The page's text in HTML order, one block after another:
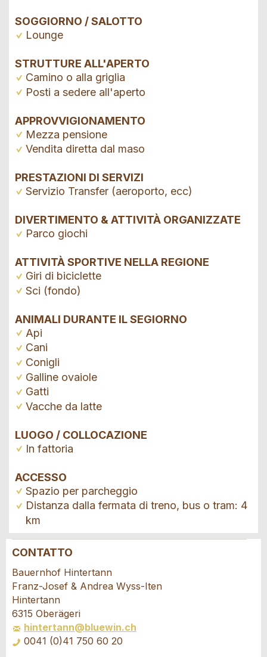
SOGGIORNO / SALOTTO
Lounge
STRUTTURE ALL'APERTO
Camino o alla griglia
Posti a sedere all'aperto
APPROVVIGIONAMENTO
Mezza pensione
Vendita diretta dal maso
PRESTAZIONI DI SERVIZI
Servizio Transfer (aeroporto, ecc)
DIVERTIMENTO & ATTIVITÀ ORGANIZZATE
Parco giochi
ATTIVITÀ SPORTIVE NELLA REGIONE
Giri di biciclette
Sci (fondo)
ANIMALI DURANTE IL SEGIORNO
Api
Cani
Conigli
Galline ovaiole
Gatti
Vacche da latte
LUOGO / COLLOCAZIONE
In fattoria
ACCESSO
Spazio per parcheggio
Distanza dalla fermata di treno, bus o tram: 4
km
Contestare l'annuncio
Il tuo feedback è molto apprezzato!
Feedback generale
Questo annuncio non è più valido
Consigliamo l'annuncio
Raccomando questo annuncio agli amici.
CONTATTO
Bauernhof Hintertann
Franz-Josef & Andrea Wyss-Iten
Hintertann
6315 Oberägeri
hintertann@bluewin.ch
0041 (0)41 750 60 20